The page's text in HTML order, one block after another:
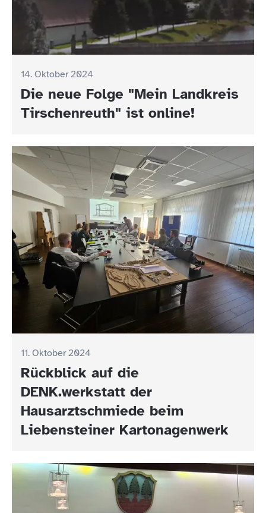
14. Oktober 2024
Die neue Folge "Mein Landkreis
Tirschenreuth" ist online!
11. Oktober 2024
Rückblick auf die
DENK.werkstatt der
Hausarztschmiede beim
Liebensteiner Kartonagenwerk